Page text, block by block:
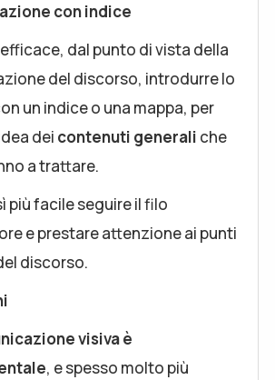
con indice
dal punto di vista della
del discorso, introdurre lo
un indice o una mappa, per
dei contenuti generali che
a trattare.
più facile seguire il filo
e prestare attenzione ai punti
discorso.
visiva è
, e spesso molto più